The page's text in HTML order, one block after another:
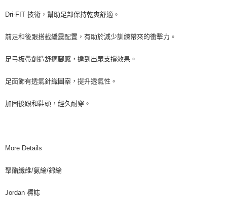
Dri-FIT 技術，幫助足部保持乾爽舒適。
前足和後跟搭載緩震配置，有助於減少訓練帶來的衝擊力。
足弓板帶創造舒適腳感，達到出眾支撐效果。
足面飾有透氣針織圖案，提升透氣性。
加固後跟和鞋頭，經久耐穿。
More Details
聚酯纖維/氨綸/錦綸
Jordan 標誌